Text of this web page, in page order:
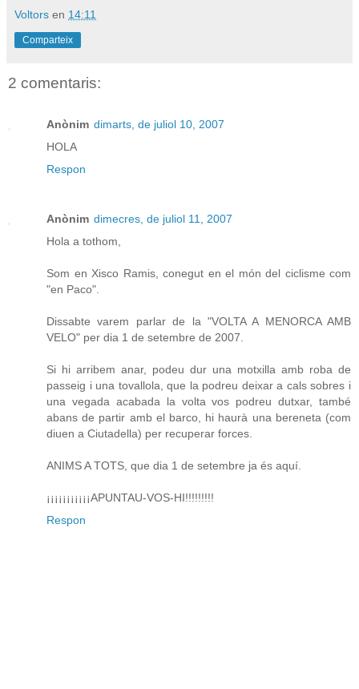
Voltors en 14:11
Comparteix
2 comentaris:
Anònim dimarts, de juliol 10, 2007
HOLA
Respon
Anònim dimecres, de juliol 11, 2007
Hola a tothom,
Som en Xisco Ramis, conegut en el món del ciclisme com
"en Paco".
Dissabte varem parlar de la "VOLTA A MENORCA AMB
VELO" per dia 1 de setembre de 2007.
Si hi arribem anar, podeu dur una motxilla amb roba de
passeig i una tovallola, que la podreu deixar a cals sobres i
una vegada acabada la volta vos podreu dutxar, també
abans de partir amb el barco, hi haurà una bereneta (com
diuen a Ciutadella) per recuperar forces.
ANIMS A TOTS, que dia 1 de setembre ja és aquí.
¡¡¡¡¡¡¡¡¡¡¡APUNTAU-VOS-HI!!!!!!!!!
Respon